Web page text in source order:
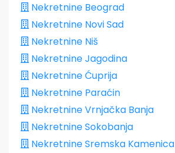
Nekretnine Beograd
Nekretnine Novi Sad
Nekretnine Niš
Nekretnine Jagodina
Nekretnine Ćuprija
Nekretnine Paraćin
Nekretnine Vrnjačka Banja
Nekretnine Sokobanja
Nekretnine Sremska Kamenica